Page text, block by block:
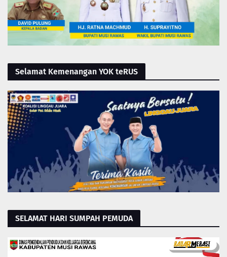
Selamat Kemenangan YOK teRUS
SELAMAT HARI SUMPAH PEMUDA